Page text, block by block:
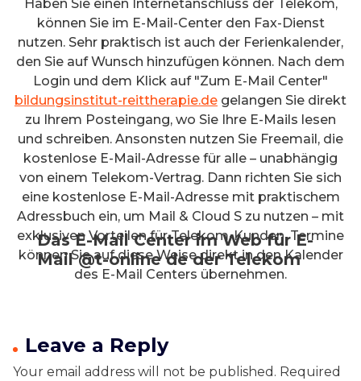
Das E-Mail Center im Web für E-
Mail @t-online de der Telekom
Haben Sie einen Internetanschluss der Telekom,
können Sie im E-Mail-Center den Fax-Dienst
nutzen. Sehr praktisch ist auch der Ferienkalender,
den Sie auf Wunsch hinzufügen können. Nach dem
Login und dem Klick auf "Zum E-Mail Center"
bildungsinstitut-reittherapie.de gelangen Sie direkt
zu Ihrem Posteingang, wo Sie Ihre E-Mails lesen
und schreiben. Ansonsten nutzen Sie Freemail, die
kostenlose E-Mail-Adresse für alle – unabhängig
von einem Telekom-Vertrag. Dann richten Sie sich
eine kostenlose E-Mail-Adresse mit praktischem
Adressbuch ein, um Mail & Cloud S zu nutzen – mit
exklusiven Vorteilen für Telekom-Kunden. Termine
können Sie auf diese Weise direkt in den Kalender
des E-Mail Centers übernehmen.
Leave a Reply
Your email address will not be published. Required